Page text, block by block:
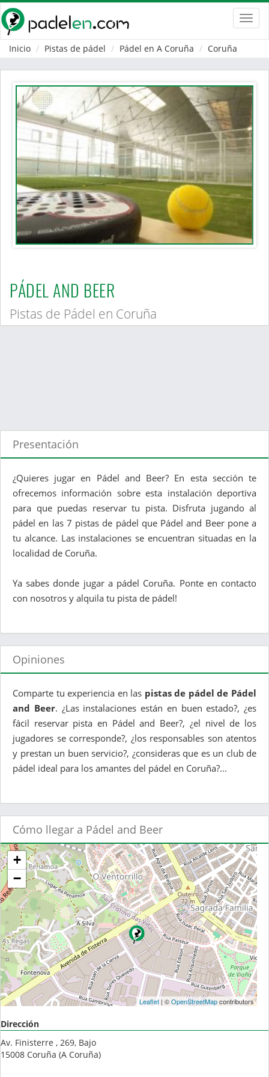
Inicio
Pistas de pádel Pádel en A Coruña Coruña
PÁDEL AND BEER
Pistas de Pádel en Coruña
Presentación
¿Quieres jugar en Pádel and Beer? En esta sección te
ofrecemos información sobre esta instalación deportiva
para que puedas reservar tu pista. Disfruta jugando al
pádel en las 7 pistas de pádel que Pádel and Beer pone a
tu alcance. Las instalaciones se encuentran situadas en la
localidad de Coruña.
Ya sabes donde jugar a pádel Coruña. Ponte en contacto
con nosotros y alquila tu pista de pádel!
Opiniones
Comparte tu experiencia en las pistas de pádel de Pádel
and Beer. ¿Las instalaciones están en buen estado?, ¿es
fácil reservar pista en Pádel and Beer?, ¿el nivel de los
jugadores se corresponde?, ¿los responsables son atentos
y prestan un buen servicio?, ¿consideras que es un club de
pádel ideal para los amantes del pádel en Coruña?...
Cómo llegar a Pádel and Beer
+
−
Leaflet| ©OpenStreetMapcontributors
Dirección
Av. Finisterre , 269, Bajo
15008 Coruña (A Coruña)